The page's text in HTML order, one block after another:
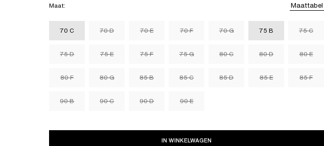
Maat: Maattabel
70 C 70 D 70 E 70 F 70 G 75 B 75 C
75 D 75 E 75 F 75 G 80 C 80 D 80 E
80 F 80 G 85 B 85 C 85 D 85 E 85 F
90 B 90 C 90 D 90 E
IN WINKELWAGEN